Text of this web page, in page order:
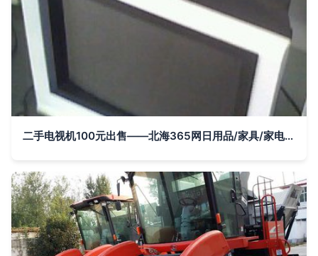
二手电视机100元出售——北海365网日用品/家具/家电专区精选